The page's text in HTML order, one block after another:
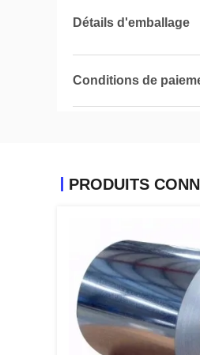
Détails d'emballage
Conditions de
PRODUITS